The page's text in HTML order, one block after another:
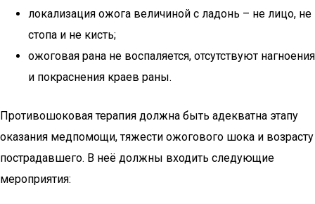
локализация ожога величиной с ладонь – не лицо, не
стопа и не кисть;
ожоговая рана не воспаляется, отсутствуют нагноения
и покраснения краев раны.
Противошоковая терапия должна быть адекватна этапу
оказания медпомощи, тяжести ожогового шока и возрасту
пострадавшего. В неё должны входить следующие
мероприятия: